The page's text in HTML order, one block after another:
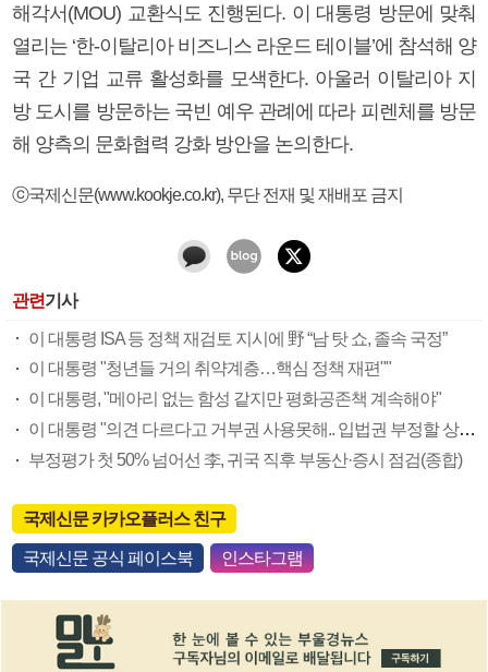
해각서(MOU) 교환식도 진행된다. 이 대통령 방문에 맞춰
열리는 ‘한-이탈리아 비즈니스 라운드 테이블’에 참석해 양
국 간 기업 교류 활성화를 모색한다. 아울러 이탈리아 지
방 도시를 방문하는 국빈 예우 관례에 따라 피렌체를 방문
해 양측의 문화협력 강화 방안을 논의한다.
ⓒ국제신문(www.kookje.co.kr), 무단 전재 및 재배포 금지
관련기사
이 대통령 ISA 등 정책 재검토 지시에 野 “남 탓 쇼, 졸속 국정”
이 대통령 "청년들 거의 취약계층…핵심 정책 재편""
이 대통령, "메아리 없는 함성 같지만 평화공존책 계속해야"
이 대통령 "의견 다르다고 거부권 사용못해.. 입법권 부정할 상황이라 보기 어려워"
부정평가 첫 50% 넘어선 李, 귀국 직후 부동산·증시 점검(종합)
국제신문 카카오플러스 친구
국제신문 공식 페이스북 인스타그램